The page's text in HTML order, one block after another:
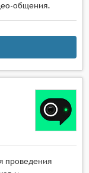
общения.
проведения